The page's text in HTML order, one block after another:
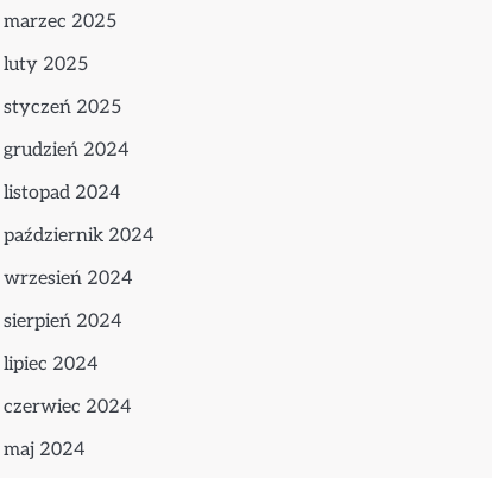
marzec 2025
luty 2025
styczeń 2025
grudzień 2024
listopad 2024
październik 2024
wrzesień 2024
sierpień 2024
lipiec 2024
czerwiec 2024
maj 2024